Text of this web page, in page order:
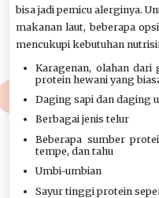
bisa jadi pemicu alerginya.
makanan laut, beberapa
mencukupi kebutuhan
Karagenan, olahan
protein hewani yang
Daging sapi dan daging
Berbagai jenis telur
Beberapa sumber
tempe, dan tahu
Umbi-umbian
Sayur tinggi protein